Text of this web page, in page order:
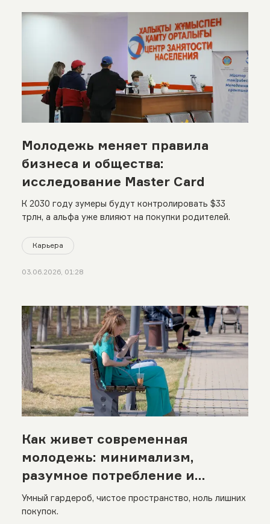
Молодежь меняет правила
бизнеса и общества:
исследование Master Card
К 2030 году зумеры будут контролировать $33
трлн, а альфа уже влияют на покупки родителей.
Карьера
03.06.2026, 01:28
Как живет современная
молодежь: минимализм,
разумное потребление и
лайфхаки зумеров
Умный гардероб, чистое пространство, ноль лишних
покупок.